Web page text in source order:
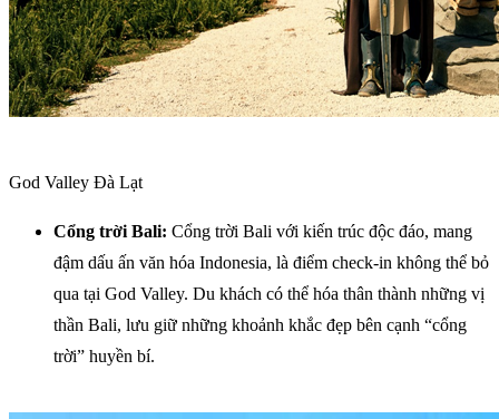
God Valley Đà Lạt
Cổng trời Bali: Cổng trời Bali với kiến trúc độc đáo, mang
đậm dấu ấn văn hóa Indonesia, là điểm check-in không thể bỏ
qua tại God Valley. Du khách có thể hóa thân thành những vị
thần Bali, lưu giữ những khoảnh khắc đẹp bên cạnh “cổng
trời” huyền bí.